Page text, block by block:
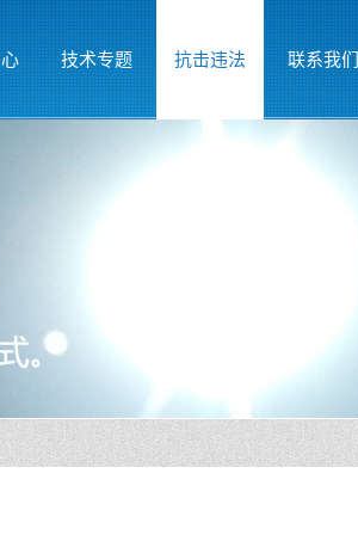
技术专题 抗击违法 联系我们